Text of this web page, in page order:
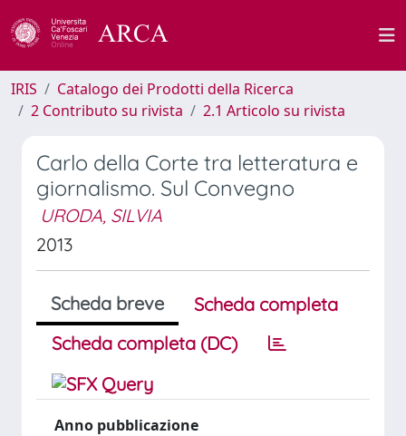
IRIS
Catalogo dei Prodotti della Ricerca
2 Contributo su rivista
2.1 Articolo su rivista
Carlo della Corte tra letteratura e
giornalismo. Sul Convegno
URODA, SILVIA
2013
Scheda breve
Scheda completa
Scheda completa (DC)
Anno pubblicazione